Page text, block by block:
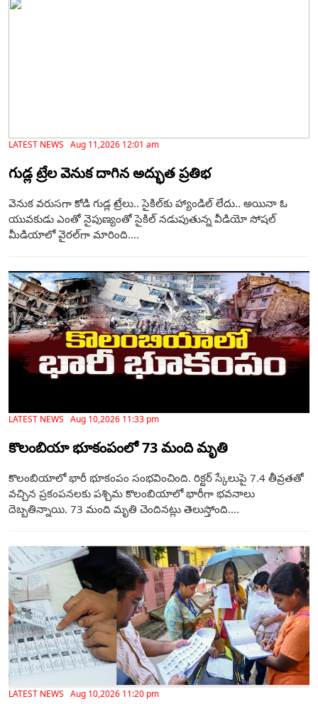
LATEST NEWS Aug 11,2026 12:01 am
గుడ్ల ట్రేల వెనుక దాగిన అద్భుత ప్రతిభ
వెనుక వరుసగా కోడి గుడ్ల ట్రేలు.. సైకిల్‌కు హ్యాండిల్ లేదు.. అయినా ఓ
యువకుడు ఎంతో నైపుణ్యంతో సైకిల్ నడుపుతున్న వీడియో సోషల్
మీడియాలో వైరల్‌గా మారింది....
LATEST NEWS Aug 10,2026 11:33 pm
కొలంబియా భూకంపంలో 73 మంది మృతి
కొలంబియాలో భారీ భూకంపం సంభవించింది. రిక్టర్ స్కేలుపై 7.4 తీవ్రతతో
వచ్చిన ప్రకంపనలకు పశ్చిమ కొలంబియాలో భారీగా భవనాలు
దెబ్బతిన్నాయి. 73 మంది మృతి చెందినట్లు తెలుస్తోంది....
LATEST NEWS Aug 10,2026 11:20 pm